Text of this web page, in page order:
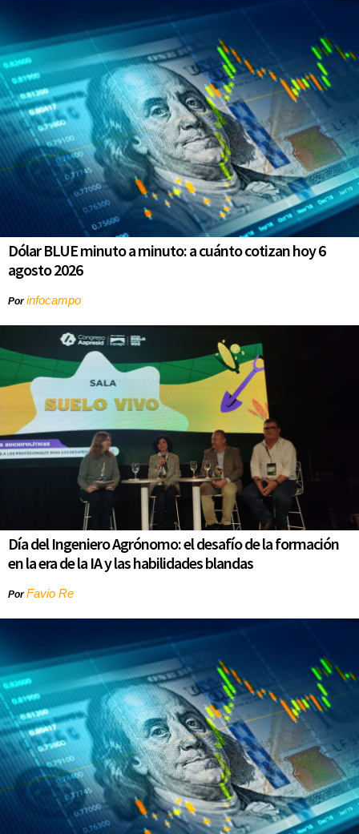
Dólar BLUE minuto a minuto: a cuánto cotizan hoy 6
agosto 2026
Porinfocampo
Día del Ingeniero Agrónomo: el desafío de la formación
en la era de la IA y las habilidades blandas
PorFavio Re